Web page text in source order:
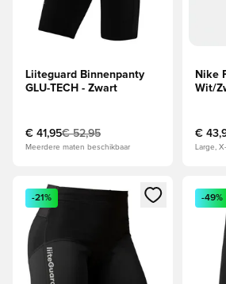
Liiteguard Binnenpanty
GLU-TECH - Zwart
€ 41,95€ 52,95
Meerdere maten beschikbaar
Nike
Wit/
€
Large,
Opent een venster om in te loggen
-21% -49%